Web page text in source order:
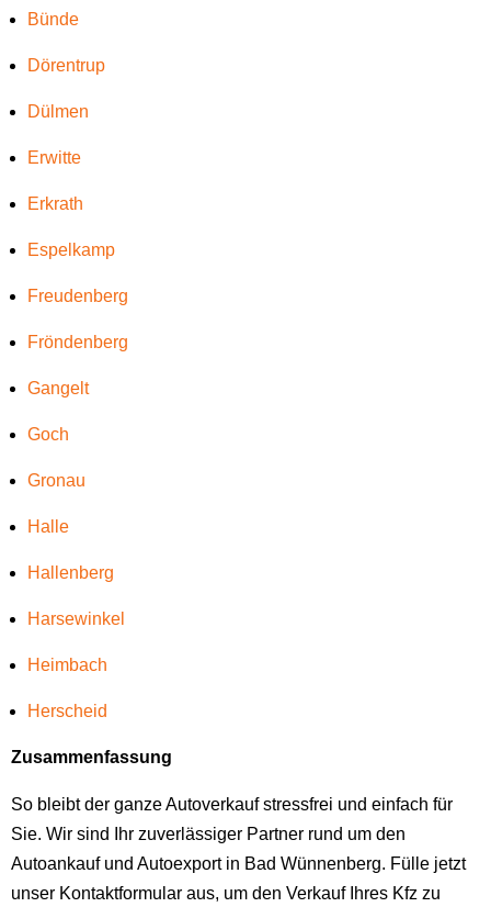
Bünde
Dörentrup
Dülmen
Erwitte
Erkrath
Espelkamp
Freudenberg
Fröndenberg
Gangelt
Goch
Gronau
Halle
Hallenberg
Harsewinkel
Heimbach
Herscheid
Zusammenfassung
So bleibt der ganze Autoverkauf stressfrei und einfach für
Sie. Wir sind Ihr zuverlässiger Partner rund um den
Autoankauf und Autoexport in Bad Wünnenberg. Fülle jetzt
unser Kontaktformular aus, um den Verkauf Ihres Kfz zu